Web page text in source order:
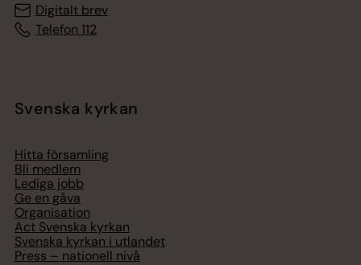
Digitalt brev
Telefon 112
Svenska kyrkan
Hitta församling
Bli medlem
Lediga jobb
Ge en gåva
Organisation
Act Svenska kyrkan
Svenska kyrkan i utlandet
Press – nationell nivå